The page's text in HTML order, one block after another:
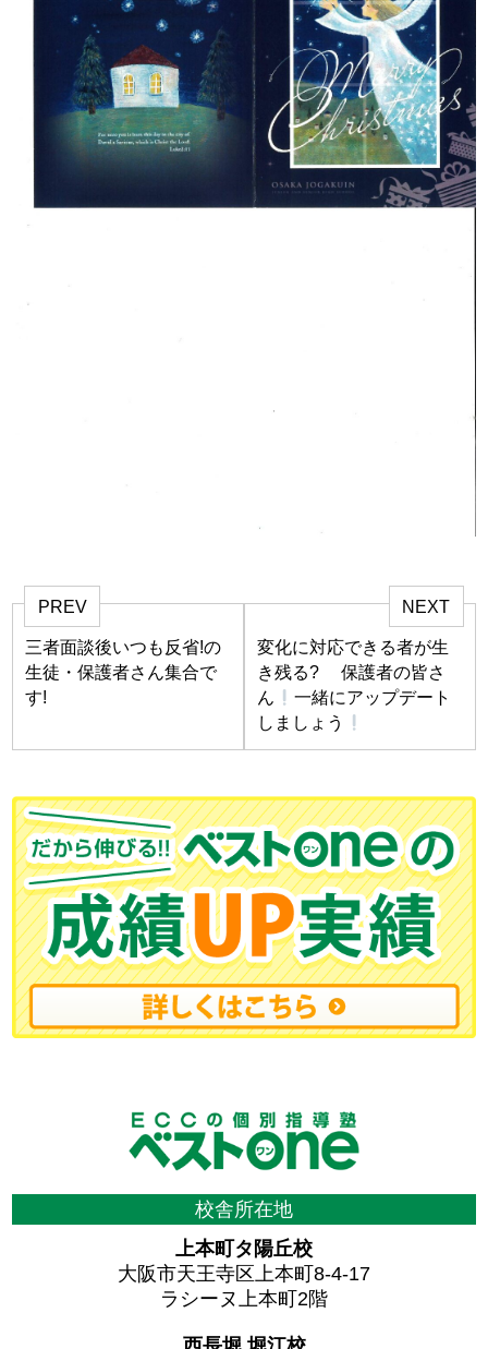
PREV
三者面談後いつも反省!の
生徒・保護者さん集合で
す!
NEXT
変化に対応できる者が生
き残る? 保護者の皆さ
ん
一緒にアップデート
しましょう
校舎所在地
上本町タ陽丘校
大阪市天王寺区上本町8-4-17
ラシーヌ上本町2階